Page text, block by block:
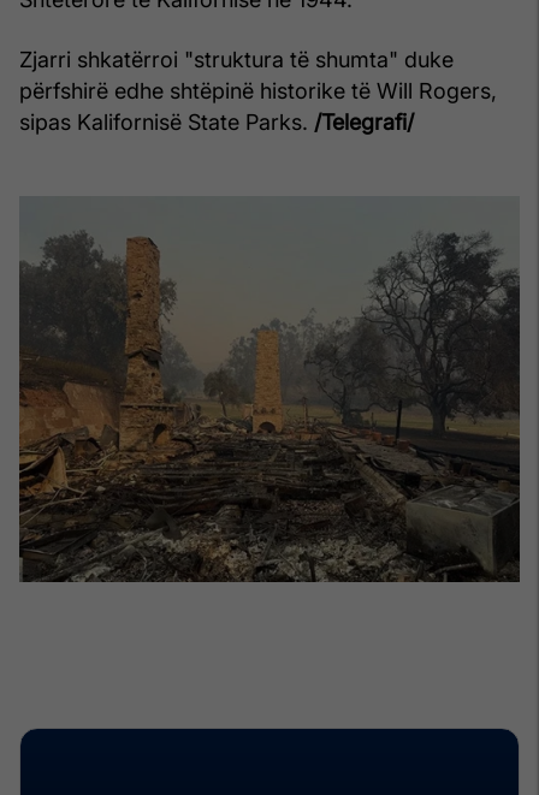
Zjarri shkatërroi "struktura të shumta" duke
përfshirë edhe shtëpinë historike të Will Rogers,
sipas Kalifornisë State Parks. /Telegrafi/